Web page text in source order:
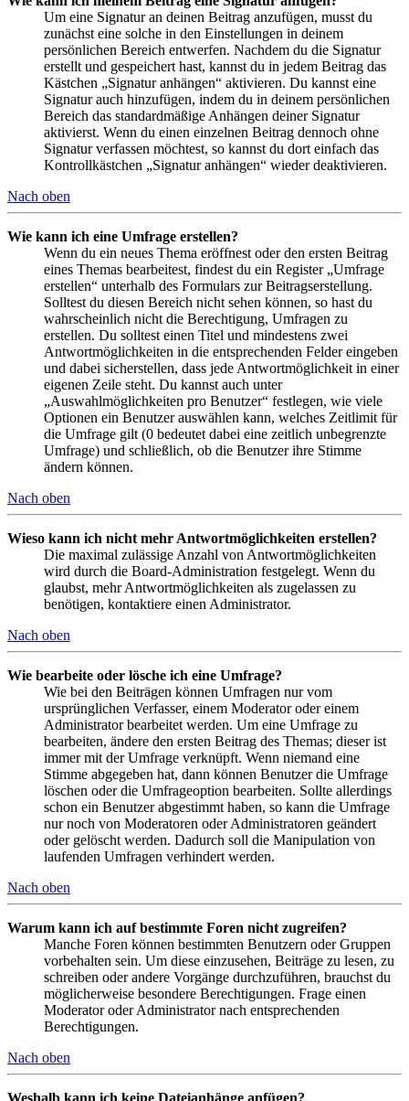
Um eine Signatur an deinen Beitrag anzufügen, musst du
zunächst eine solche in den Einstellungen in deinem
persönlichen Bereich entwerfen. Nachdem du die Signatur
erstellt und gespeichert hast, kannst du in jedem Beitrag das
Kästchen „Signatur anhängen“ aktivieren. Du kannst eine
Signatur auch hinzufügen, indem du in deinem persönlichen
Bereich das standardmäßige Anhängen deiner Signatur
aktivierst. Wenn du einen einzelnen Beitrag dennoch ohne
Signatur verfassen möchtest, so kannst du dort einfach das
Kontrollkästchen „Signatur anhängen“ wieder deaktivieren.
Nach oben
Wie kann ich eine Umfrage erstellen?
Wenn du ein neues Thema eröffnest oder den ersten Beitrag
eines Themas bearbeitest, findest du ein Register „Umfrage
erstellen“ unterhalb des Formulars zur Beitragserstellung.
Solltest du diesen Bereich nicht sehen können, so hast du
wahrscheinlich nicht die Berechtigung, Umfragen zu
erstellen. Du solltest einen Titel und mindestens zwei
Antwortmöglichkeiten in die entsprechenden Felder eingeben
und dabei sicherstellen, dass jede Antwortmöglichkeit in einer
eigenen Zeile steht. Du kannst auch unter
„Auswahlmöglichkeiten pro Benutzer“ festlegen, wie viele
Optionen ein Benutzer auswählen kann, welches Zeitlimit für
die Umfrage gilt (0 bedeutet dabei eine zeitlich unbegrenzte
Umfrage) und schließlich, ob die Benutzer ihre Stimme
ändern können.
Nach oben
Wieso kann ich nicht mehr Antwortmöglichkeiten erstellen?
Die maximal zulässige Anzahl von Antwortmöglichkeiten
wird durch die Board-Administration festgelegt. Wenn du
glaubst, mehr Antwortmöglichkeiten als zugelassen zu
benötigen, kontaktiere einen Administrator.
Nach oben
Wie bearbeite oder lösche ich eine Umfrage?
Wie bei den Beiträgen können Umfragen nur vom
ursprünglichen Verfasser, einem Moderator oder einem
Administrator bearbeitet werden. Um eine Umfrage zu
bearbeiten, ändere den ersten Beitrag des Themas; dieser ist
immer mit der Umfrage verknüpft. Wenn niemand eine
Stimme abgegeben hat, dann können Benutzer die Umfrage
löschen oder die Umfrageoption bearbeiten. Sollte allerdings
schon ein Benutzer abgestimmt haben, so kann die Umfrage
nur noch von Moderatoren oder Administratoren geändert
oder gelöscht werden. Dadurch soll die Manipulation von
laufenden Umfragen verhindert werden.
Nach oben
Warum kann ich auf bestimmte Foren nicht zugreifen?
Manche Foren können bestimmten Benutzern oder Gruppen
vorbehalten sein. Um diese einzusehen, Beiträge zu lesen, zu
schreiben oder andere Vorgänge durchzuführen, brauchst du
möglicherweise besondere Berechtigungen. Frage einen
Moderator oder Administrator nach entsprechenden
Berechtigungen.
Nach oben
Weshalb kann ich keine Dateianhänge anfügen?